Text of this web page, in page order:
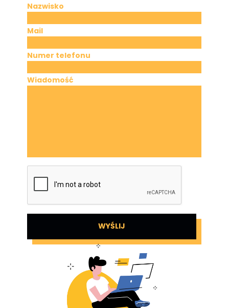
Nazwisko
Mail
Numer telefonu
Wiadomość
WYŚLIJ